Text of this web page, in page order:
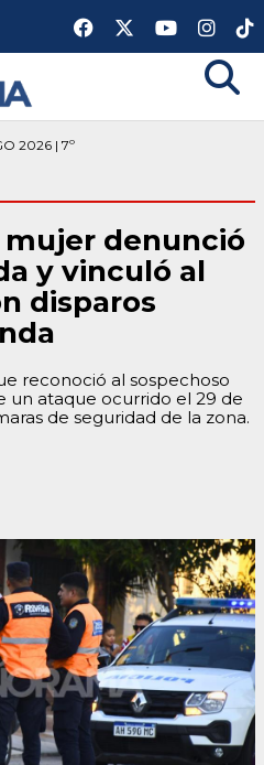
2026 | 7º
mujer denunció
y vinculó al
disparos
reconoció al sospechoso
un ataque ocurrido el 29 de
de seguridad de la zona.